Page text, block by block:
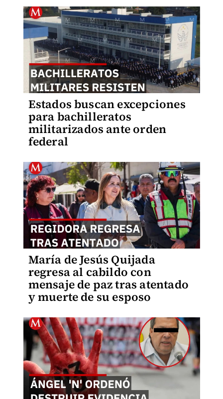
Estados buscan excepciones
para bachilleratos
militarizados ante orden
federal
María de Jesús Quijada
regresa al cabildo con
mensaje de paz tras atentado
y muerte de su esposo